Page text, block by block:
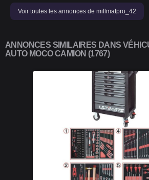
Voir toutes les annonces de millmatpro_42
ANNONCES SIMILAIRES DANS
AUTO MOCO CAMION (1767)